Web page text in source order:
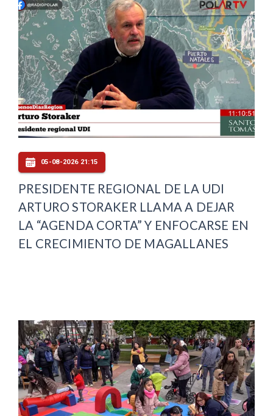
05-08-2026 21:15
PRESIDENTE REGIONAL DE LA UDI
ARTURO STORAKER LLAMA A DEJAR
LA “AGENDA CORTA” Y ENFOCARSE EN
EL CRECIMIENTO DE MAGALLANES